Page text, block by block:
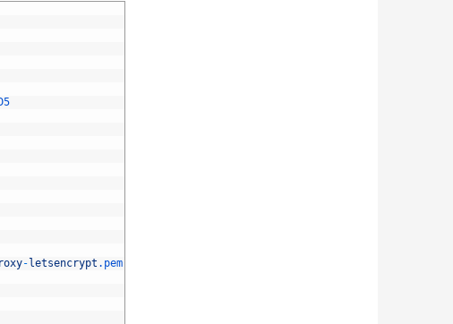
- letsencrypt .pem